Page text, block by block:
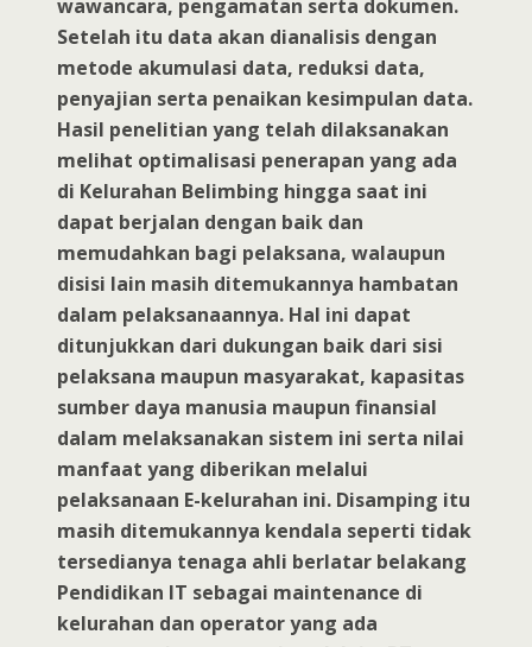
wawancara, pengamatan serta dokumen.
Setelah itu data akan dianalisis dengan
metode akumulasi data, reduksi data,
penyajian serta penaikan kesimpulan data.
Hasil penelitian yang telah dilaksanakan
melihat optimalisasi penerapan yang ada
di Kelurahan Belimbing hingga saat ini
dapat berjalan dengan baik dan
memudahkan bagi pelaksana, walaupun
disisi lain masih ditemukannya hambatan
dalam pelaksanaannya. Hal ini dapat
ditunjukkan dari dukungan baik dari sisi
pelaksana maupun masyarakat, kapasitas
sumber daya manusia maupun finansial
dalam melaksanakan sistem ini serta nilai
manfaat yang diberikan melalui
pelaksanaan E-kelurahan ini. Disamping itu
masih ditemukannya kendala seperti tidak
tersedianya tenaga ahli berlatar belakang
Pendidikan IT sebagai maintenance di
kelurahan dan operator yang ada